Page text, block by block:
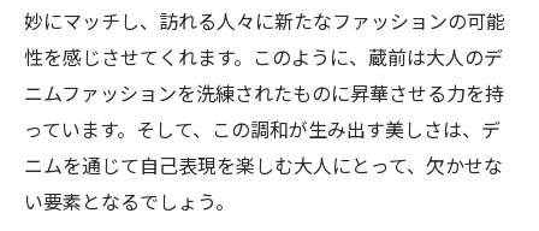
蔵前で洗練を感じるデニムの選び方
デニムが導く蔵前の新しいファッションの
地平
デニムカジュアルが大人ファッションに与える
影響蔵前の魅力
デニムカジュアルがもたらす新しい風
妙にマッチし、訪れる人々に新たなファッションの可能
性を感じさせてくれます。このように、蔵前は大人のデ
ニムファッションを洗練されたものに昇華させる力を持
っています。そして、この調和が生み出す美しさは、デ
ニムを通じて自己表現を楽しむ大人にとって、欠かせな
い要素となるでしょう。